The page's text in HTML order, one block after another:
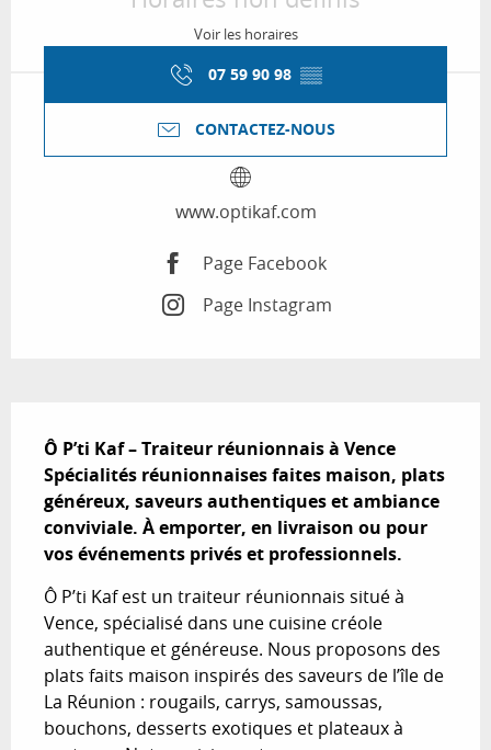
Voir les horaires
07 59 90 98 ▒▒
CONTACTEZ-NOUS
www.optikaf.com
Page Facebook
Page Instagram
Ô P’ti Kaf – Traiteur réunionnais à Vence
Spécialités réunionnaises faites maison, plats
généreux, saveurs authentiques et ambiance
conviviale. À emporter, en livraison ou pour
vos événements privés et professionnels.
Ô P’ti Kaf est un traiteur réunionnais situé à
Vence, spécialisé dans une cuisine créole
authentique et généreuse. Nous proposons des
plats faits maison inspirés des saveurs de l’île de
La Réunion : rougails, carrys, samoussas,
bouchons, desserts exotiques et plateaux à